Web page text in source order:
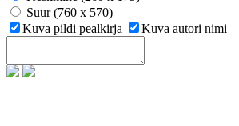
Suur (760 x 570)
Kuva pildi pealkirja
Kuva autori nimi